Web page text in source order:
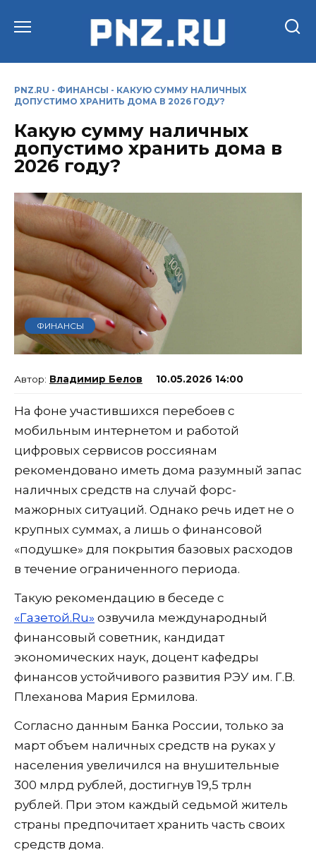
PNZ.RU - ФИНАНСЫ - КАКУЮ СУММУ НАЛИЧНЫХ
ДОПУСТИМО ХРАНИТЬ ДОМА В 2026 ГОДУ?
Какую сумму наличных
допустимо хранить дома в
2026 году?
ФИНАНСЫ
Владимир Белов 10.05.2026 14:00
На фоне участившихся перебоев с
мобильным интернетом и работой
цифровых сервисов россиянам
рекомендовано иметь дома разумный запас
наличных средств на случай форс-
мажорных ситуаций. Однако речь идет не о
крупных суммах, а лишь о финансовой
«подушке» для покрытия базовых расходов
в течение ограниченного периода.
Такую рекомендацию в беседе с
«Газетой.Ru» озвучила международный
финансовый советник, кандидат
экономических наук, доцент кафедры
финансов устойчивого развития РЭУ им. Г.В.
Плеханова Мария Ермилова.
Согласно данным Банка России, только за
март объем наличных средств на руках у
населения увеличился на внушительные
300 млрд рублей, достигнув 19,5 трлн
рублей. При этом каждый седьмой житель
страны предпочитает хранить часть своих
средств дома.